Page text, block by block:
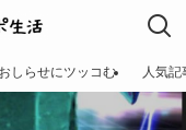
おしらせにツッコむ 人気記